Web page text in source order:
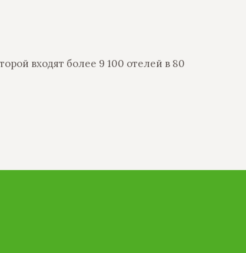
входят более 9 100 отелей в 80